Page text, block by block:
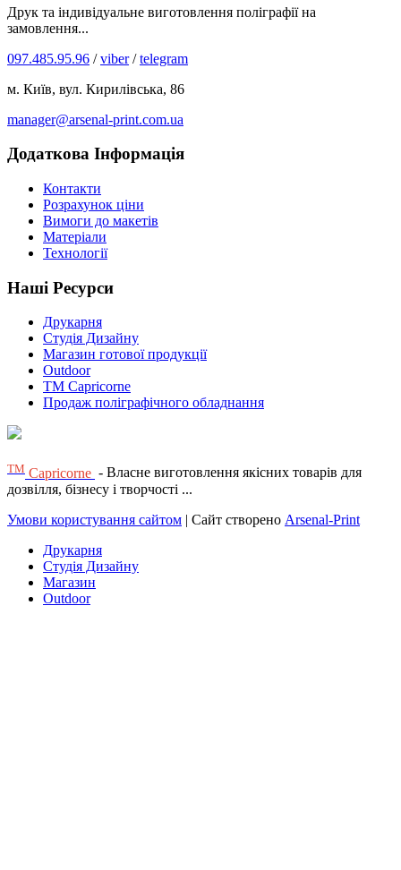
Друк та індивідуальне виготовлення поліграфії на
замовлення...
097.485.95.96 /viber/telegram
м. Київ, вул. Кирилівська, 86
manager@arsenal-print.com.ua
Додаткова Інформація
Контакти
Розрахунок ціни
Вимоги до макетів
Матеріали
Технології
Наші Ресурси
Друкарня
Студія Дизайну
Магазин готової продукції
Outdoor
TM Capricorne
Продаж поліграфічного обладнання
ТМ Capricorne - Власне виготовлення якісних товарів для
дозвілля, бізнесу і творчості ...
Умови користування сайтом | Сайт створено Arsenal-Print
Друкарня
Студія Дизайну
Магазин
Outdoor